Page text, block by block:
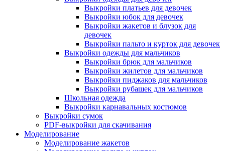
Выкройки платьев для девочек
Выкройки юбок для девочек
Выкройки жакетов и блузок для
девочек
Выкройки пальто и курток для девочек
Выкройки одежды для мальчиков
Выкройки брюк для мальчиков
Выкройки жилетов для мальчиков
Выкройки пиджаков для мальчиков
Выкройки рубашек для мальчиков
Школьная одежда
Выкройки карнавальных костюмов
Выкройки сумок
PDF-выкройки для скачивания
Моделирование
Моделирование жакетов